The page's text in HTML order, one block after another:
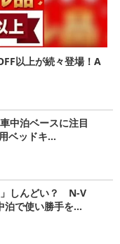
以上が続々登場！A
中泊ベースに注目
ベッドキ...
」しんどい？ N-V
泊で使い勝手を...